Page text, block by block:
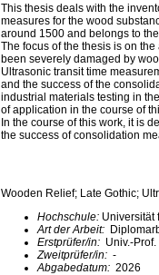
This thesis deals with the
measures for the wood
around 1500 and belongs to
The focus of the thesis is on
been severely damaged by
Ultrasonic transit time
and the success of the
industrial materials testing in
of application in the course of
In the course of this work, it is
the success of consolidation
Wooden Relief; Late Gothic;
Hochschule: Universität
Art der Arbeit:
Erstprüfer/in: Univ.-
Zweitprüfer/in: -
Abgabedatum: 2026